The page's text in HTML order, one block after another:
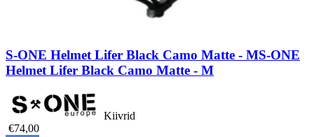
S-ONE Helmet Lifer Black Camo Matte - MS-ONE
Helmet Lifer Black Camo Matte - M
Kiivrid
€74,00